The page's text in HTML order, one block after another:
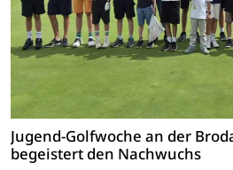
Jugend-Golfwoche an der
begeistert den Nachwuchs